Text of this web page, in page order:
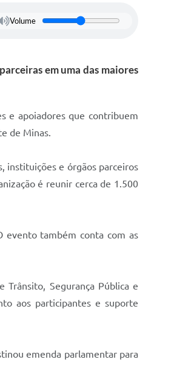
Volume
em uma das maiores
e apoiadores que contribuem
de Minas.
instituições e órgãos parceiros
é reunir cerca de 1.500
evento também conta com as
Segurança Pública e
aos participantes e suporte
emenda parlamentar para